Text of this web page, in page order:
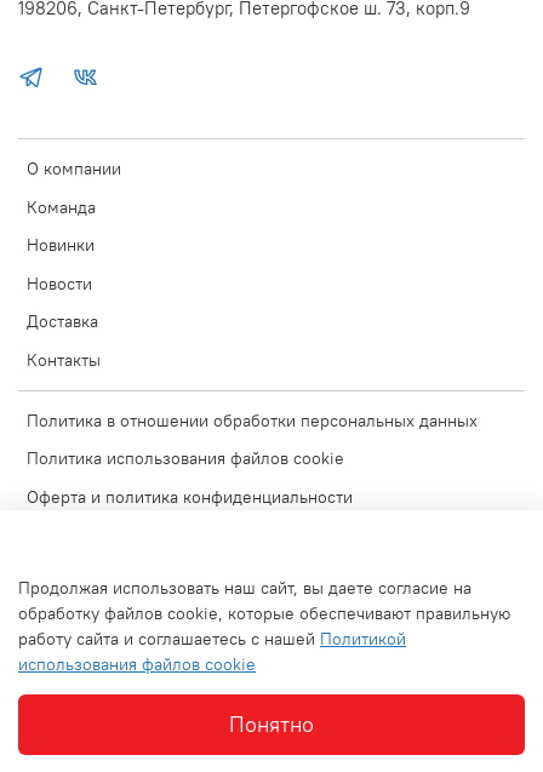
О компании
Команда
Новинки
Новости
Доставка
Контакты
Политика в отношении обработки персональных данных
Политика использования файлов cookie
Оферта и политика конфиденциальности
Блог
Обратная связь
198206, Санкт-Петербург, Петергофское ш. 73, корп.9
Интернет-магазин создан на inSales
Продолжая использовать наш сайт, вы даете согласие на
обработку файлов cookie, которые обеспечивают правильную
работу сайта и соглашаетесь с нашей Политикой
использования файлов cookie
Понятно